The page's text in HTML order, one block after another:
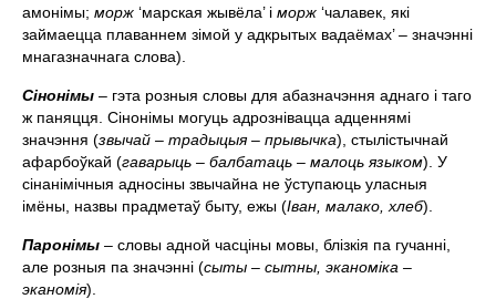
амонiмы; морж ‘марская жывёла’ і морж ‘чалавек, які
займаецца плаваннем зімой у адкрытых вадаёмах’ – значэннi
мнагазначнага слова).
Сiнонiмы – гэта розныя словы для абазначэння аднаго i таго
ж паняцця. Сiнонiмы могуць адрознiвацца адценнямi
значэння (звычай – традыцыя – прывычка), стылiстычнай
афарбоўкай (гаварыць – балбатаць – малоць языком). У
сiнанiмiчныя адносiны звычайна не ўступаюць уласныя
iмёны, назвы прадметаў быту, ежы (Iван, малако, хлеб).
Паронiмы – словы адной часцiны мовы, блiзкiя па гучаннi,
але розныя па значэннi (сыты – сытны, эканомiка –
эканомiя).